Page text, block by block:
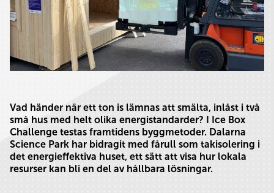
Vad händer när ett ton is lämnas att smälta, inlåst i två
små hus med helt olika energistandarder? I Ice Box
Challenge testas framtidens byggmetoder. Dalarna
Science Park har bidragit med fårull som takisolering i
det energieffektiva huset, ett sätt att visa hur lokala
resurser kan bli en del av hållbara lösningar.